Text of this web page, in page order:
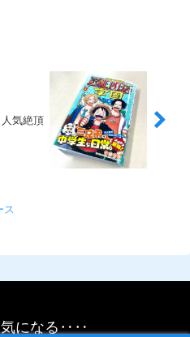
人気絶頂
ス
気になる‥‥